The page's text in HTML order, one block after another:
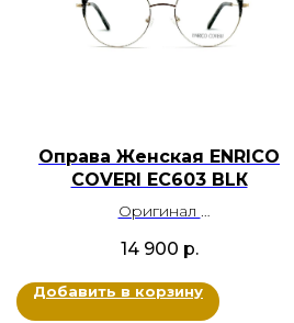
Оправа Женская ENRICO
COVERI EC603 BLК
Оригинал
Цвет: Золотой, Черный,
Прозрачный
Размер: 54-19-140
14 900 р.
Добавить в корзину